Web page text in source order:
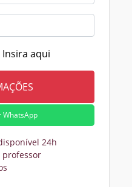
aqui
WhatsApp
24h